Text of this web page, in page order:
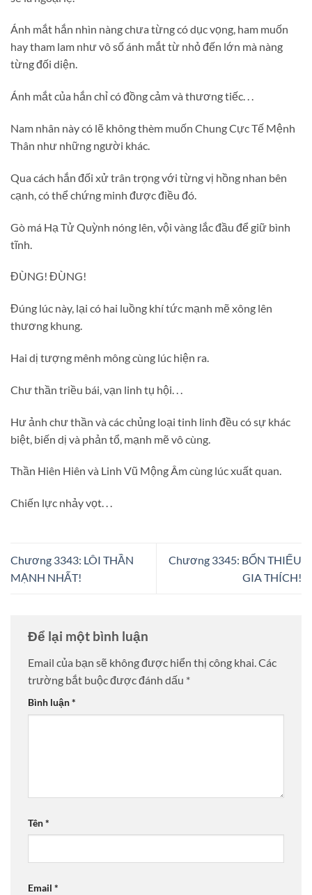
Ánh mắt hắn nhìn nàng chưa từng có dục vọng, ham muốn
hay tham lam như vô số ánh mắt từ nhỏ đến lớn mà nàng
từng đối diện.
Ánh mắt của hắn chỉ có đồng cảm và thương tiếc. . .
Nam nhân này có lẽ không thèm muốn Chung Cực Tế Mệnh
Thân như những người khác.
Qua cách hắn đối xử trân trọng với từng vị hồng nhan bên
cạnh, có thể chứng minh được điều đó.
Gò má Hạ Tử Quỳnh nóng lên, vội vàng lắc đầu để giữ bình
tĩnh.
ĐÙNG! ĐÙNG!
Đúng lúc này, lại có hai luồng khí tức mạnh mẽ xông lên
thương khung.
Hai dị tượng mênh mông cùng lúc hiện ra.
Chư thần triều bái, vạn linh tụ hội. . .
Hư ảnh chư thần và các chủng loại tinh linh đều có sự khác
biệt, biến dị và phản tổ, mạnh mẽ vô cùng.
Thần Hiên Hiên và Linh Vũ Mộng Âm cùng lúc xuất quan.
Chiến lực nhảy vọt. . .
Chương 3343: LÔI THẦN
MẠNH NHẤT!
Chương 3345: BỔN THIẾU
GIA THÍCH!
Để lại một bình luận
Email của bạn sẽ không được hiển thị công khai.Các
trường bắt buộc được đánh dấu *
Bình luận*
Tên*
Email *